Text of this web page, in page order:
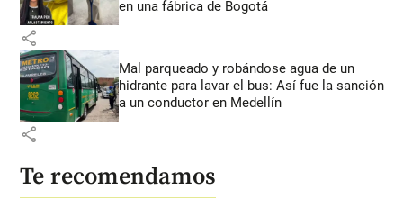
en una fábrica de Bogotá
share
Mal parqueado y robándose agua de un
hidrante para lavar el bus: Así fue la sanción
a un conductor en Medellín
share
Te recomendamos